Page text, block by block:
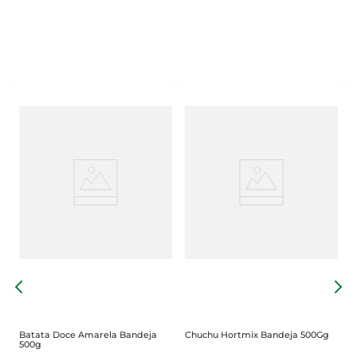
Batata Doce Amarela Bandeja
500g
Chuchu Hortmix Bandeja 500Gg